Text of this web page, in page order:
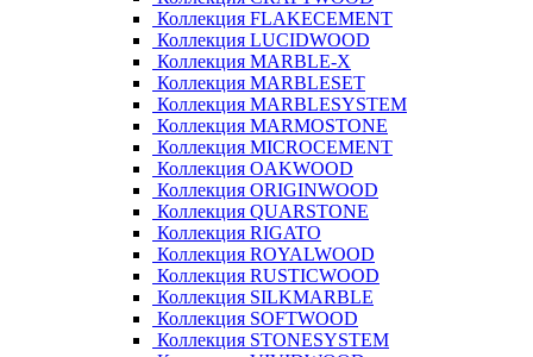
Коллекция FLAKECEMENT
Коллекция LUCIDWOOD
Коллекция MARBLE-X
Коллекция MARBLESET
Коллекция MARBLESYSTEM
Коллекция MARMOSTONE
Коллекция MICROCEMENT
Коллекция OAKWOOD
Коллекция ORIGINWOOD
Коллекция QUARSTONE
Коллекция RIGATO
Коллекция ROYALWOOD
Коллекция RUSTICWOOD
Коллекция SILKMARBLE
Коллекция SOFTWOOD
Коллекция STONESYSTEM